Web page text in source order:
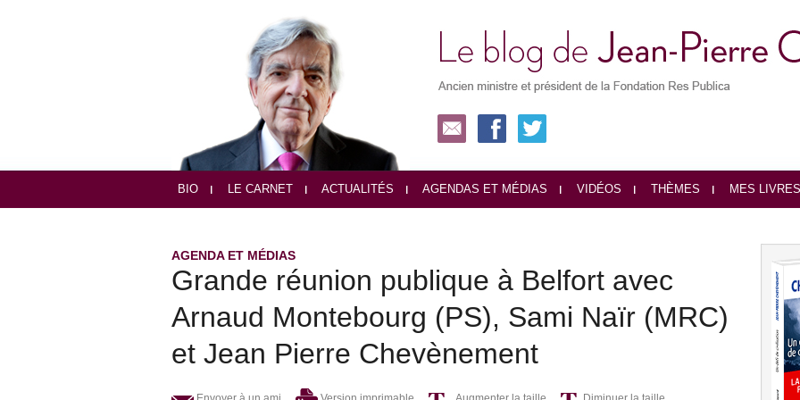
BIO LE CARNET ACTUALITÉS AGENDAS ET MÉDIAS VIDÉOS THÈMES MES LIVRES
AGENDA ET MÉDIAS
Grande réunion publique à Belfort avec
Arnaud Montebourg (PS), Sami Naïr (MRC)
et Jean Pierre Chevènement